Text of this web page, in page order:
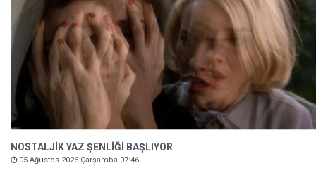
NOSTALJİK YAZ ŞENLİĞİ BAŞLIYOR
05 Ağustos 2026 Çarşamba 07:46